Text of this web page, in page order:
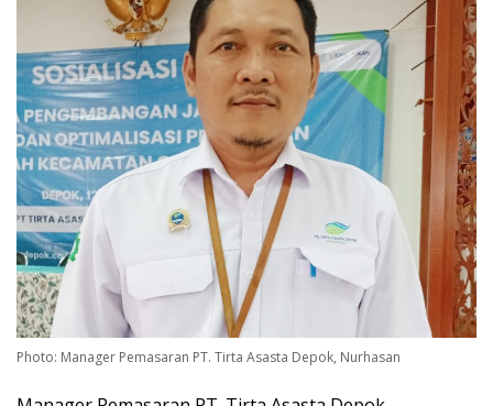
Photo: Manager Pemasaran PT. Tirta Asasta Depok, Nurhasan